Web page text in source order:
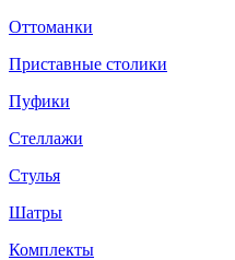
Оттоманки
Приставные столики
Пуфики
Стеллажи
Стулья
Шатры
Комплекты